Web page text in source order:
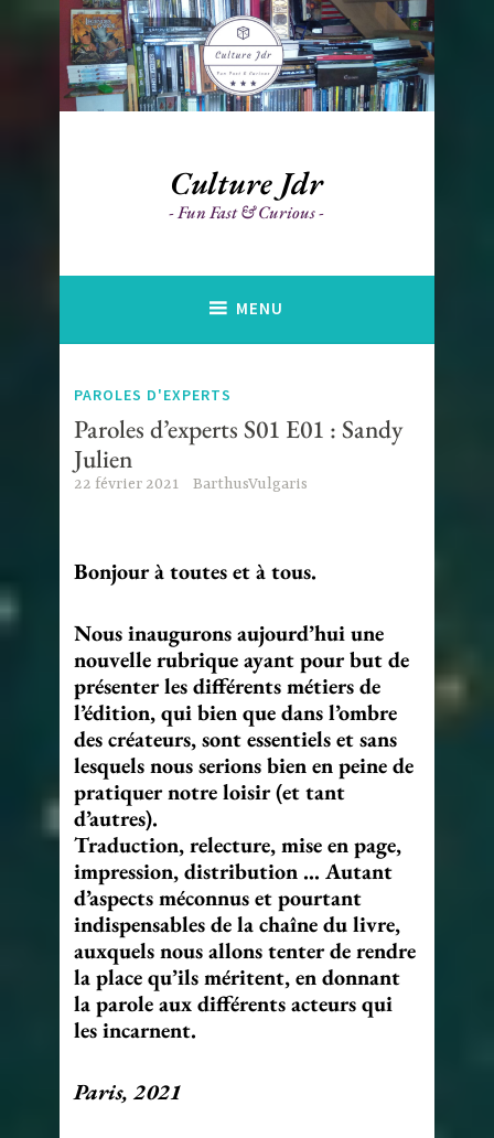
Accéder
au
contenu
principal
Culture Jdr
Fun Fast & Curious
MENU
PAROLES D'EXPERTS
Paroles d’experts S01 E01 : Sandy
Julien
22 février 2021 BarthusVulgaris
Bonjour à toutes et à tous.
Nous inaugurons aujourd’hui une
nouvelle rubrique ayant pour but de
présenter les différents métiers de
l’édition, qui bien que dans l’ombre
des créateurs, sont essentiels et sans
lesquels nous serions bien en peine de
pratiquer notre loisir (et tant
d’autres).
Traduction, relecture, mise en page,
impression, distribution … Autant
d’aspects méconnus et pourtant
indispensables de la chaîne du livre,
auxquels nous allons tenter de rendre
la place qu’ils méritent, en donnant
la parole aux différents acteurs qui
les incarnent.
Paris, 2021